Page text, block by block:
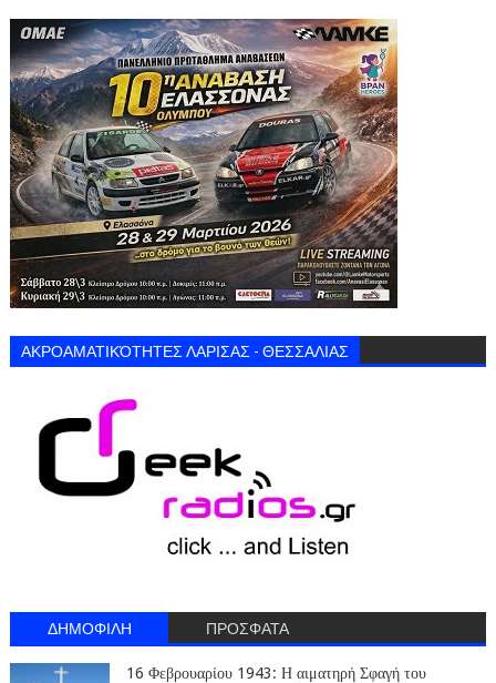
ΑΚΡΟΑΜΑΤΙΚΌΤΗΤΕΣ ΛΑΡΙΣΑΣ - ΘΕΣΣΑΛΙΑΣ
ΔΗΜΟΦΙΛΗ ΠΡΟΣΦΑΤΑ
16 Φεβρουαρίου 1943: Η αιματηρή Σφαγή του